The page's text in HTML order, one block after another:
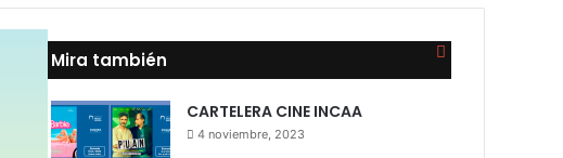
Mira también Cerrar
CARTELERA CINE INCAA
4 noviembre, 2023